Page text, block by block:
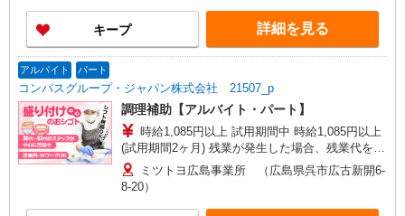
キープ 詳細を見る
アルバイト パート
コンパスグループ・ジャパン株式会社 21507_p
調理補助【アルバイト・パート】
時給1,085円以上 試用期間中 時給1,085円以上
(試用期間2ヶ月) 残業が発生した場合、残業代を1
分単位で別途支給します。
ミツトヨ広島事業所 （広島県呉市広古新開6-
8-20）